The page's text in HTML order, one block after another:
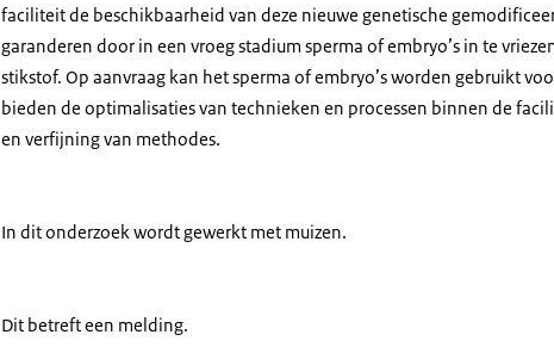
faciliteit de beschikbaarheid van deze nieuwe genetische
garanderen door in een vroeg stadium sperma of embryo’s in te
stikstof. Op aanvraag kan het sperma of embryo’s worden gebruikt
bieden de optimalisaties van technieken en processen binnen de
en verfijning van methodes.
In dit onderzoek wordt gewerkt met muizen.
Dit betreft een melding.